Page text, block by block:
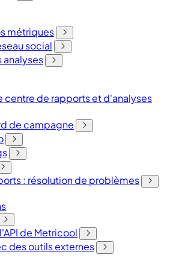
métriques
social
analyses
centre de rapports et d'analyses
de campagne
: résolution de problèmes
de Metricool
des outils externes